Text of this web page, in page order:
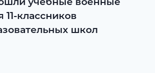
классников
школ